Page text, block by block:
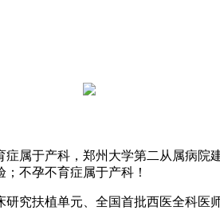
于产科，郑州大学第二从属病院
不孕不育症属于产科！
扶植单元、全国首批西医全科医